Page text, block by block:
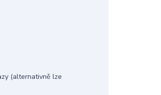
(alternativně lze